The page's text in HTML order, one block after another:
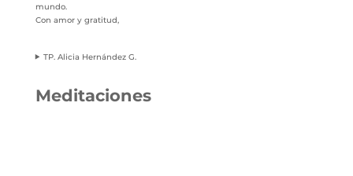
mundo.
Con amor y gratitud,
TP. Alicia Hernández G.
Meditaciones